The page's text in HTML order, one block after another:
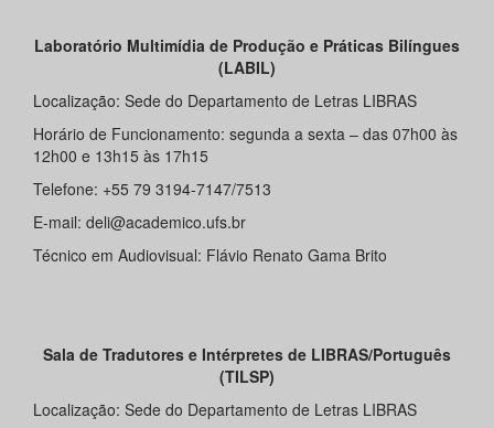
Laboratório Multimídia de Produção e Práticas Bilíngues
(LABIL)
Localização: Sede do Departamento de Letras LIBRAS
Horário de Funcionamento: segunda a sexta – das 07h00 às
12h00 e 13h15 às 17h15
Telefone: +55 79 3194-7147/7513
E-mail: deli@academico.ufs.br
Técnico em Audiovisual: Flávio Renato Gama Brito
Sala de Tradutores e Intérpretes de LIBRAS/Português
(TILSP)
Localização: Sede do Departamento de Letras LIBRAS